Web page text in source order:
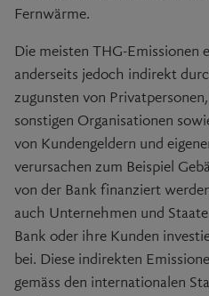
Fernwärme.
Die meisten THG-Emissionen
anderseits jedoch indirekt
zugunsten von
sonstigen Organisationen
von Kundengeldern und
verursachen zum Beispiel
von der Bank finanziert
auch Unternehmen und
Bank oder ihre Kunden
bei. Diese indirekten
gemäss den internationalen